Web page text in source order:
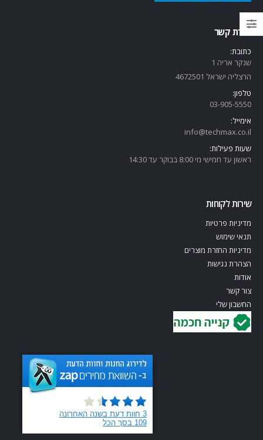
יצירת קשר
כתובת:
שנקר אריה 1
הרצליה ישראל 4672501
טלפון:
03-905-5550
אימייל:
info@techmax.co.il
שעות פעילות:
ראשון עד חמישי מי 8:00 בבוקר עד 14:30
שירות לקוחות
מדיניות פרטיות
תנאי שימוש
מדיניות החזרת מוצרים
הצהרת נגישות
אודות
צור קשר
החשבון שלי